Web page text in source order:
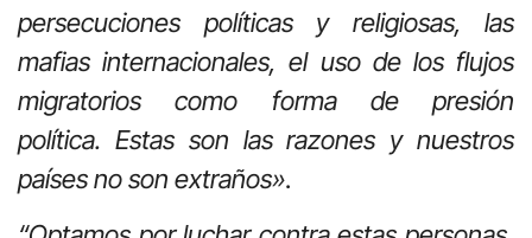
persecuciones políticas y religiosas, las
mafias internacionales, el uso de los flujos
migratorios como forma de presión
política. Estas son las razones y nuestros
países no son extraños».